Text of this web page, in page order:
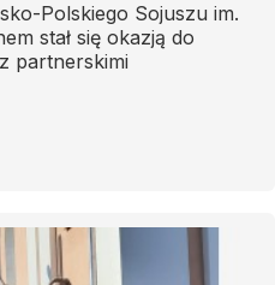
Polskiego Sojuszu im.
stał się okazją do
partnerskimi